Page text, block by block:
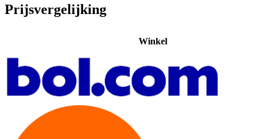
Prijsvergelijking
Winkel